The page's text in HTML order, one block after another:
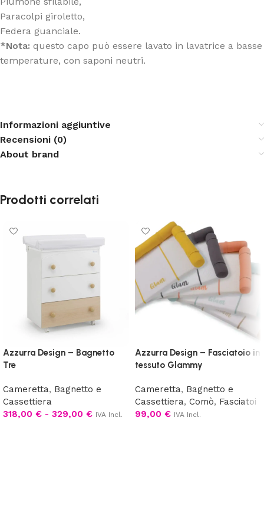
Paracolpi giroletto,
Federa guanciale.
*Nota: questo capo può essere lavato in lavatrice a basse
temperature, con saponi neutri.
Informazioni aggiuntive
Recensioni (0)
About brand
Prodotti correlati
Azzurra Design – Bagnetto
Tre
Cameretta, Bagnetto e
Cassettiera
318,00 € - 329,00 € IVA Incl.
Azzurra Design – Fasciatoio in
tessuto Glammy
Cameretta, Bagnetto e
Cassettiera, Comò, Fasciatoi
99,00 € IVA Incl.